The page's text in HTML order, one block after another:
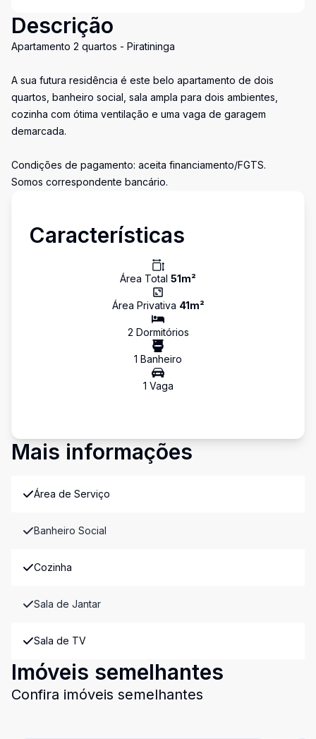
Descrição
Apartamento 2 quartos - Piratininga
A sua futura residência é este belo apartamento de dois
quartos, banheiro social, sala ampla para dois ambientes,
cozinha com ótima ventilação e uma vaga de garagem
demarcada.
Condições de pagamento: aceita financiamento/FGTS.
Somos correspondente bancário.
Características
Área Total 51m²
Área Privativa 41m²
2 Dormitórios
1 Banheiro
1 Vaga
Mais informações
Área de Serviço
Banheiro Social
Cozinha
Sala de Jantar
Sala de TV
Imóveis semelhantes
Confira imóveis semelhantes